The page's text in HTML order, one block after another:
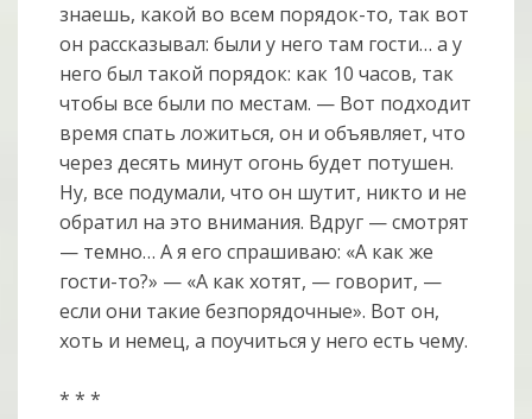
знаешь, какой во всем порядок-то, так вот
он рассказывал: были у него там гости… а у
него был такой порядок: как 10 часов, так
чтобы все были по местам. — Вот подходит
время спать ложиться, он и объявляет, что
через десять минут огонь будет потушен.
Ну, все подумали, что он шутит, никто и не
обратил на это внимания. Вдруг — смотрят
— темно… А я его спрашиваю: «А как же
гости-то?» — «А как хотят, — говорит, —
если они такие безпорядочные». Вот он,
хоть и немец, а поучиться у него есть чему.
* * *